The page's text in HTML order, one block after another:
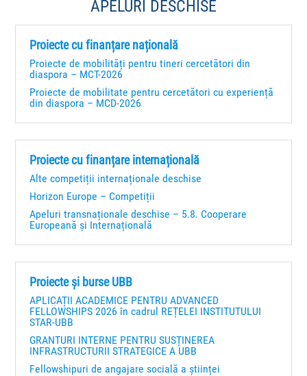
APELURI DESCHISE
Proiecte cu finanțare națională
Proiecte de mobilități pentru tineri cercetători din
diaspora – MCT-2026
Proiecte de mobilitate pentru cercetători cu experiență
din diaspora – MCD-2026
Proiecte cu finanțare internațională
Alte competiții internaționale deschise
Horizon Europe – Competiții
Apeluri transnaționale deschise – 5.8. Cooperare
Europeană și Internațională
Proiecte și burse UBB
APLICAȚII ACADEMICE PENTRU ADVANCED
FELLOWSHIPS 2026 în cadrul REȚELEI INSTITUTULUI
STAR-UBB
GRANTURI INTERNE PENTRU SUSȚINEREA
INFRASTRUCTURII STRATEGICE A UBB
Fellowshipuri de angajare socială a științei